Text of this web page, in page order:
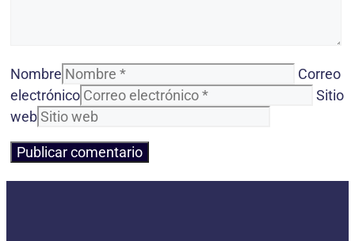
Nombre
Correo
electrónico
Sitio
web